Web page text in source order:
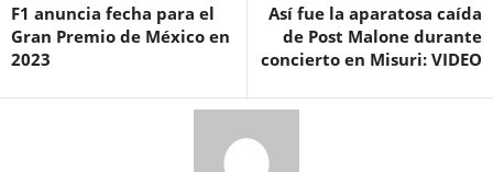
F1 anuncia fecha para el
Gran Premio de México en
2023
Así fue la aparatosa caída
de Post Malone durante
concierto en Misuri: VIDEO